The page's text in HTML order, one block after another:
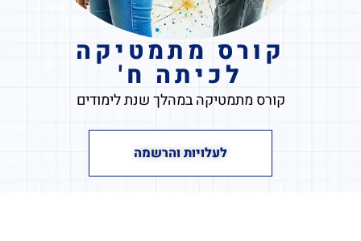
קורס מתמטיקה
לכיתה ח'
קורס מתמטיקה במהלך שנת לימודים
לעלויות והרשמה